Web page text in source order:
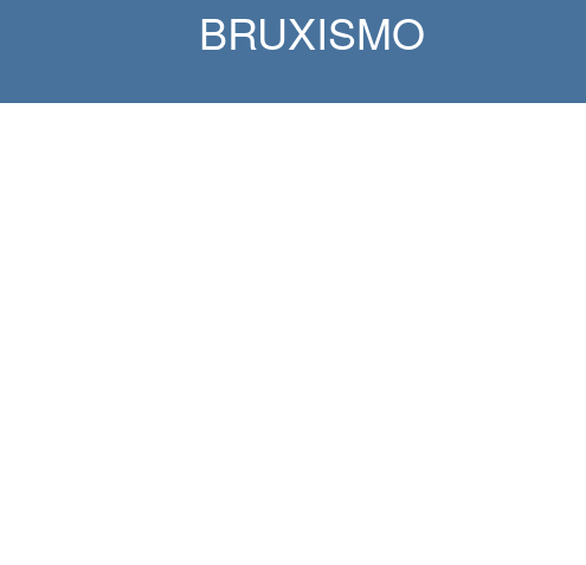
BRUXISMO